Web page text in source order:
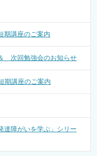
期講座のご案内
次回勉強会のお知らせ
期講座のご案内
達障がいを学ぶ」シリー